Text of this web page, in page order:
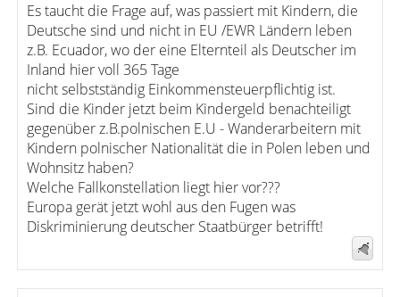
Es taucht die Frage auf, was passiert mit Kindern, die
Deutsche sind und nicht in EU /EWR Ländern leben
z.B. Ecuador, wo der eine Elternteil als Deutscher im
Inland hier voll 365 Tage
nicht selbstständig Einkommensteuerpflichtig ist.
Sind die Kinder jetzt beim Kindergeld benachteiligt
gegenüber z.B.polnischen E.U - Wanderarbeitern mit
Kindern polnischer Nationalität die in Polen leben und
Wohnsitz haben?
Welche Fallkonstellation liegt hier vor???
Europa gerät jetzt wohl aus den Fugen was
Diskriminierung deutscher Staatbürger betrifft!